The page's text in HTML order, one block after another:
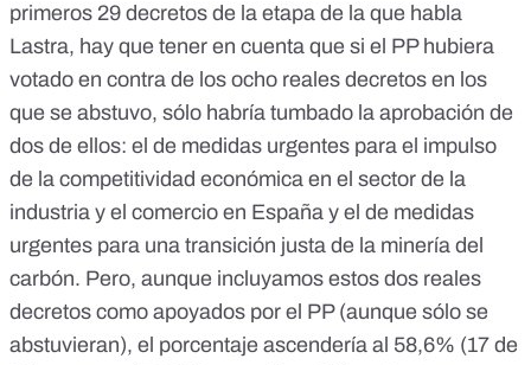
primeros 29 decretos de la etapa de la que habla
Lastra, hay que tener en cuenta que si el PP hubiera
votado en contra de los ocho reales decretos en los
que se abstuvo, sólo habría tumbado la aprobación de
dos de ellos: el de medidas urgentes para el impulso
de la competitividad económica en el sector de la
industria y el comercio en España y el de medidas
urgentes para una transición justa de la minería del
carbón. Pero, aunque incluyamos estos dos reales
decretos como apoyados por el PP (aunque sólo se
abstuvieran), el porcentaje ascendería al 58,6% (17 de